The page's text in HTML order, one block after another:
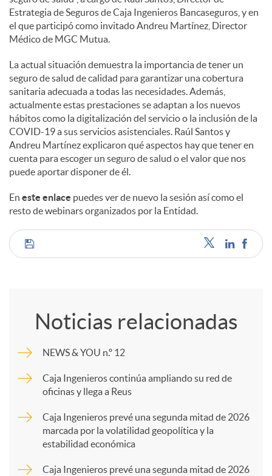
s
Estrategia de Seguros de Caja Ingenieros Bancaseguros, y en
el que participó como invitado Andreu Martínez, Director
Médico de MGC Mutua.
La actual situación demuestra la importancia de tener un
seguro de salud de calidad para garantizar una cobertura
sanitaria adecuada a todas las necesidades. Además,
actualmente estas prestaciones se adaptan a los nuevos
hábitos como la digitalización del servicio o la inclusión de la
COVID-19 a sus servicios asistenciales. Raúl Santos y
Andreu Martínez explicaron qué aspectos hay que tener en
cuenta para escoger un seguro de salud o el valor que nos
puede aportar disponer de él.
En este enlace puedes ver de nuevo la sesión así como el
resto de webinars organizados por la Entidad.
C
m
p
a
Noticias relacionadas
NEWS & YOU n.º 12
Caja Ingenieros continúa ampliando su red de
oficinas y llega a Reus
Caja Ingenieros prevé una segunda mitad de 2026
marcada por la volatilidad geopolítica y la
estabilidad económica
Caja Ingenieros prevé una segunda mitad de 2026